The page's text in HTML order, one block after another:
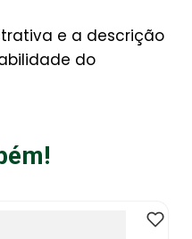
e a descrição
do